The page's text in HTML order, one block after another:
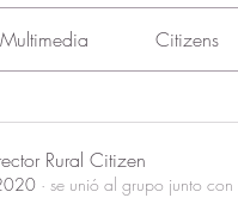
Multimedia Citizens
Rural Citizen
· se unió al grupo junto con